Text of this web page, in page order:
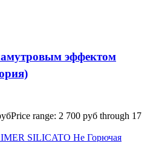
эффектом
Price range: 2 700 руб through 17